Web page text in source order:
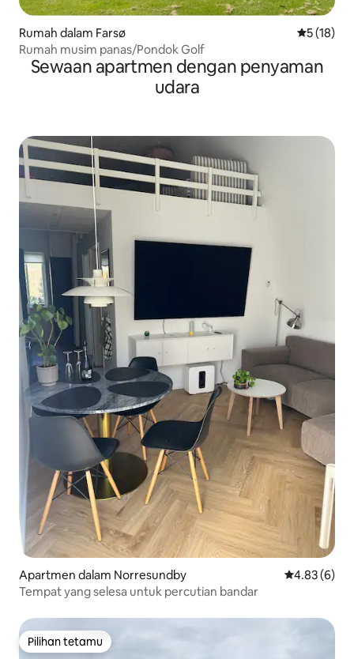
Rumah dalam Farsø
5 (18)
Rumah musim panas/Pondok Golf
Sewaan apartmen dengan penyaman
udara
Apartmen dalam Norresundby Penarafan
4.83 (6)
Tempat yang selesa untuk percutian bandar
Pilihan tetamu
Pilihan tetamu